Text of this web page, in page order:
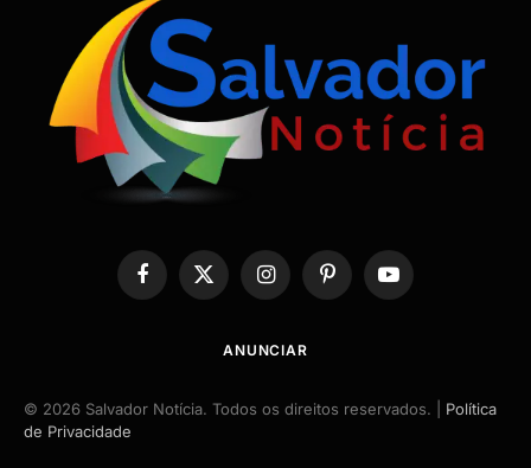
Facebook
X
(Twitter)
InstagramPinterestYouTube
ANUNCIAR
© 2026 Salvador Notícia. Todos os direitos reservados. | Política
de Privacidade